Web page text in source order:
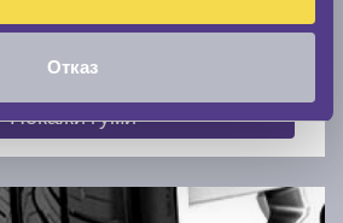
Отказ
Покажи гуми